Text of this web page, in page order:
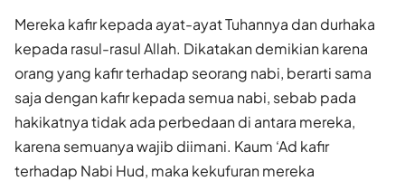
Mereka kafir kepada ayat-ayat Tuhannya dan durhaka
kepada rasul-rasul Allah. Dikatakan demikian karena
orang yang kafir terhadap seorang nabi, berarti sama
saja dengan kafir kepada semua nabi, sebab pada
hakikatnya tidak ada perbedaan di antara mereka,
karena semuanya wajib diimani. Kaum ‘Ad kafir
terhadap Nabi Hud, maka kekufuran mereka